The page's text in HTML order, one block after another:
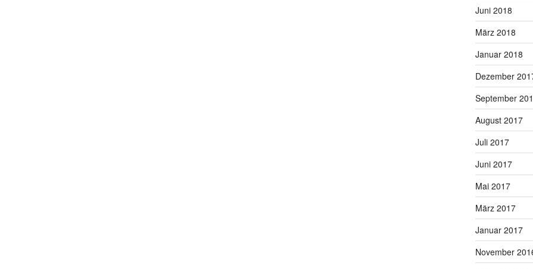
Juni 2018
März 2018
Januar 2018
Dezember
September
August 2017
Juli 2017
Juni 2017
Mai 2017
März 2017
Januar 2017
November